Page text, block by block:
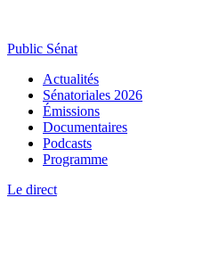
Public Sénat
Actualités
Sénatoriales 2026
Émissions
Documentaires
Podcasts
Programme
Le direct